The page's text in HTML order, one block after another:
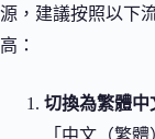
源，建議按照以下
高：
切換為繁體中